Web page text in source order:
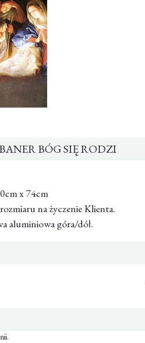
BÓG SIĘ RODZI
x 74cm
na życzenie Klienta.
aluminiowa góra/dół.